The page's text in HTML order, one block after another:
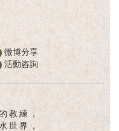
微博分享
活動咨詢
教練，
世界，